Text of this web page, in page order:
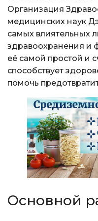
Организация
медицинских наук
самых влиятельных
здравоохранения и
её самой простой и
способствует
помочь
Основной